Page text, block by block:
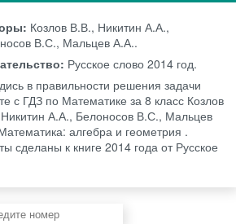
Козлов В.В., Никитин А.А.,
В.С., Мальцев А.А..
Русское слово 2014 год.
в правильности решения задачи
с ГДЗ по Математике за 8 класс Козлов
А.А., Белоносов В.С., Мальцев
алгебра и геометрия .
сделаны к книге 2014 года от Русское